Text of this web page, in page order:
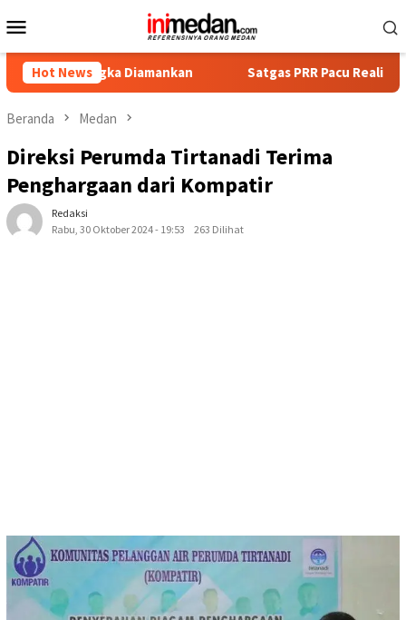
ke
Mobile
Hot News
Diamankan Satgas PRR Pacu Realisasi Tambahan
Beranda Medan
Direksi Perumda Tirtanadi Terima
Penghargaan dari Kompatir
Redaksi
Rabu, 30 Oktober 2024 - 19:53
263 Dilihat